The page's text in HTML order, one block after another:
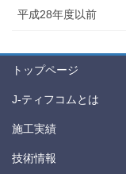
平成28年度以前
トップページ
J-ティフコムとは
施工実績
技術情報